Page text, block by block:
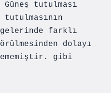
tutulması
farklı
dolayı
gibi